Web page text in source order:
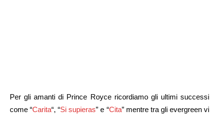
Per gli amanti di Prince Royce ricordiamo gli ultimi successi
come “Carita“, “Si supieras” e “Cita” mentre tra gli evergreen vi